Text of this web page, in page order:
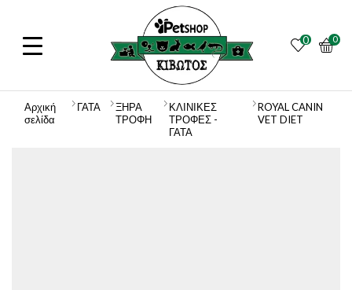
0 0
Αρχική
σελίδα
ΓΑΤΑ
ΞΗΡΑ
ΤΡΟΦΗ
ΚΛΙΝΙΚΕΣ
ΤΡΟΦΕΣ -
ΓΑΤΑ
ROYAL CANIN
VET DIET